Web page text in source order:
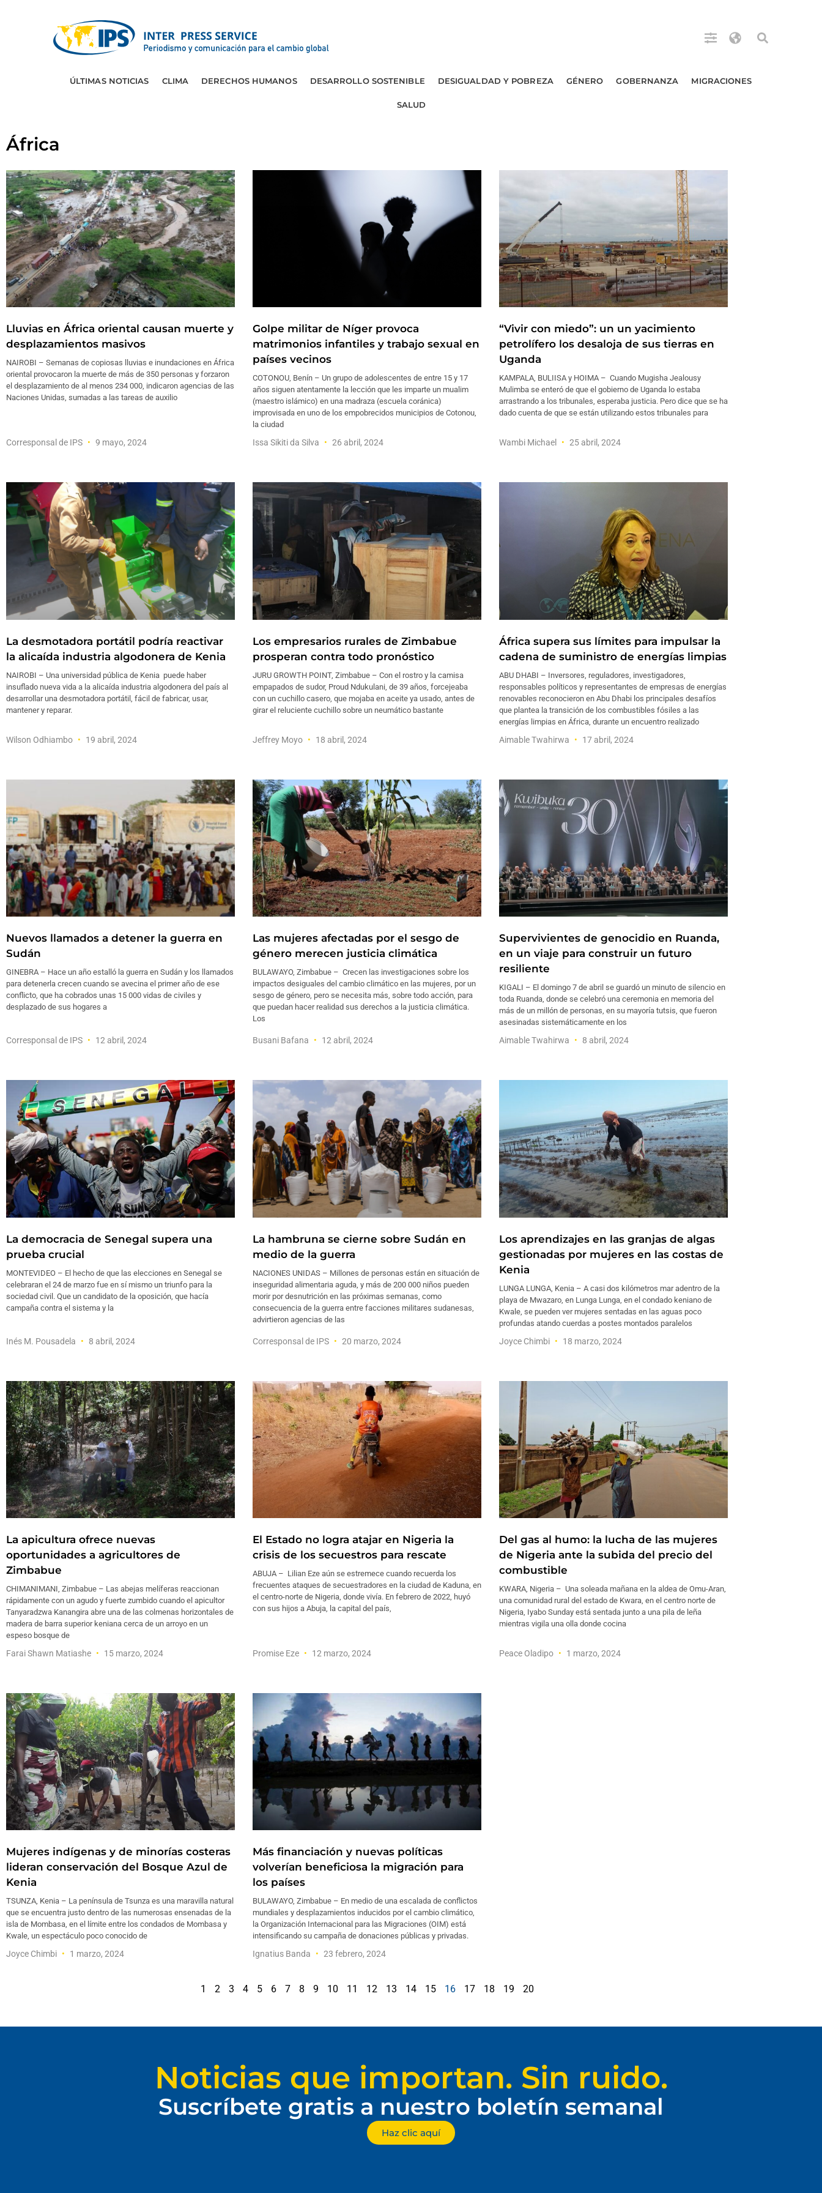
ÚLTIMAS NOTICIAS CLIMA DERECHOS HUMANOS DESARROLLO SOSTENIBLE DESIGUALDAD Y POBREZA GÉNERO GOBERNANZA MIGRACIONES
SALUD
África
Lluvias en África oriental causan muerte y
desplazamientos masivos
NAIROBI – Semanas de copiosas lluvias e inundaciones en África
oriental provocaron la muerte de más de 350 personas y forzaron
el desplazamiento de al menos 234 000, indicaron agencias de las
Naciones Unidas, sumadas a las tareas de auxilio
Corresponsal de IPS 9 mayo, 2024
Golpe militar de Níger provoca
matrimonios infantiles y trabajo sexual en
países vecinos
COTONOU, Benín – Un grupo de adolescentes de entre 15 y 17
años siguen atentamente la lección que les imparte un mualim
(maestro islámico) en una madraza (escuela coránica)
improvisada en uno de los empobrecidos municipios de Cotonou,
la ciudad
Issa Sikiti da Silva 26 abril, 2024
“Vivir con miedo”: un un yacimiento
petrolífero los desaloja de sus tierras en
Uganda
KAMPALA, BULIISA y HOIMA – Cuando Mugisha Jealousy
Mulimba se enteró de que el gobierno de Uganda lo estaba
arrastrando a los tribunales, esperaba justicia. Pero dice que se ha
dado cuenta de que se están utilizando estos tribunales para
Wambi Michael 25 abril, 2024
La desmotadora portátil podría reactivar
la alicaída industria algodonera de Kenia
NAIROBI – Una universidad pública de Kenia puede haber
insuflado nueva vida a la alicaída industria algodonera del país al
desarrollar una desmotadora portátil, fácil de fabricar, usar,
mantener y reparar.
Wilson Odhiambo 19 abril, 2024
Los empresarios rurales de Zimbabue
prosperan contra todo pronóstico
JURU GROWTH POINT, Zimbabue – Con el rostro y la camisa
empapados de sudor, Proud Ndukulani, de 39 años, forcejeaba
con un cuchillo casero, que mojaba en aceite ya usado, antes de
girar el reluciente cuchillo sobre un neumático bastante
Jeffrey Moyo 18 abril, 2024
África supera sus límites para impulsar la
cadena de suministro de energías limpias
ABU DHABI – Inversores, reguladores, investigadores,
responsables políticos y representantes de empresas de energías
renovables reconocieron en Abu Dhabi los principales desafíos
que plantea la transición de los combustibles fósiles a las
energías limpias en África, durante un encuentro realizado
Aimable Twahirwa 17 abril, 2024
Nuevos llamados a detener la guerra en
Sudán
GINEBRA – Hace un año estalló la guerra en Sudán y los llamados
para detenerla crecen cuando se avecina el primer año de ese
conflicto, que ha cobrados unas 15 000 vidas de civiles y
desplazado de sus hogares a
Corresponsal de IPS 12 abril, 2024
Las mujeres afectadas por el sesgo de
género merecen justicia climática
BULAWAYO, Zimbabue – Crecen las investigaciones sobre los
impactos desiguales del cambio climático en las mujeres, por un
sesgo de género, pero se necesita más, sobre todo acción, para
que puedan hacer realidad sus derechos a la justicia climática.
Los
Busani Bafana 12 abril, 2024
Supervivientes de genocidio en Ruanda,
en un viaje para construir un futuro
resiliente
KIGALI – El domingo 7 de abril se guardó un minuto de silencio en
toda Ruanda, donde se celebró una ceremonia en memoria del
más de un millón de personas, en su mayoría tutsis, que fueron
asesinadas sistemáticamente en los
Aimable Twahirwa 8 abril, 2024
La democracia de Senegal supera una
prueba crucial
MONTEVIDEO – El hecho de que las elecciones en Senegal se
celebraran el 24 de marzo fue en sí mismo un triunfo para la
sociedad civil. Que un candidato de la oposición, que hacía
campaña contra el sistema y la
Inés M. Pousadela 8 abril, 2024
La hambruna se cierne sobre Sudán en
medio de la guerra
NACIONES UNIDAS – Millones de personas están en situación de
inseguridad alimentaria aguda, y más de 200 000 niños pueden
morir por desnutrición en las próximas semanas, como
consecuencia de la guerra entre facciones militares sudanesas,
advirtieron agencias de las
Corresponsal de IPS 20 marzo, 2024
Los aprendizajes en las granjas de algas
gestionadas por mujeres en las costas de
Kenia
LUNGA LUNGA, Kenia – A casi dos kilómetros mar adentro de la
playa de Mwazaro, en Lunga Lunga, en el condado keniano de
Kwale, se pueden ver mujeres sentadas en las aguas poco
profundas atando cuerdas a postes montados paralelos
Joyce Chimbi 18 marzo, 2024
La apicultura ofrece nuevas
oportunidades a agricultores de
Zimbabue
CHIMANIMANI, Zimbabue – Las abejas melíferas reaccionan
rápidamente con un agudo y fuerte zumbido cuando el apicultor
Tanyaradzwa Kanangira abre una de las colmenas horizontales de
madera de barra superior keniana cerca de un arroyo en un
espeso bosque de
Farai Shawn Matiashe 15 marzo, 2024
El Estado no logra atajar en Nigeria la
crisis de los secuestros para rescate
ABUJA – Lilian Eze aún se estremece cuando recuerda los
frecuentes ataques de secuestradores en la ciudad de Kaduna, en
el centro-norte de Nigeria, donde vivía. En febrero de 2022, huyó
con sus hijos a Abuja, la capital del país,
Promise Eze 12 marzo, 2024
Del gas al humo: la lucha de las mujeres
de Nigeria ante la subida del precio del
combustible
KWARA, Nigeria – Una soleada mañana en la aldea de Omu-Aran,
una comunidad rural del estado de Kwara, en el centro norte de
Nigeria, Iyabo Sunday está sentada junto a una pila de leña
mientras vigila una olla donde cocina
Peace Oladipo 1 marzo, 2024
Mujeres indígenas y de minorías costeras
lideran conservación del Bosque Azul de
Kenia
TSUNZA, Kenia – La península de Tsunza es una maravilla natural
que se encuentra justo dentro de las numerosas ensenadas de la
isla de Mombasa, en el límite entre los condados de Mombasa y
Kwale, un espectáculo poco conocido de
Joyce Chimbi 1 marzo, 2024
Más financiación y nuevas políticas
volverían beneficiosa la migración para
los países
BULAWAYO, Zimbabue – En medio de una escalada de conflictos
mundiales y desplazamientos inducidos por el cambio climático,
la Organización Internacional para las Migraciones (OIM) está
intensificando su campaña de donaciones públicas y privadas.
Ignatius Banda 23 febrero, 2024
1 2 3 4 5 6 7 8 9 10 11 12 13 14 15 16 17 18 19 20
Noticias que importan. Sin ruido.
Suscríbete gratis a nuestro boletín semanal
Haz clic aquí